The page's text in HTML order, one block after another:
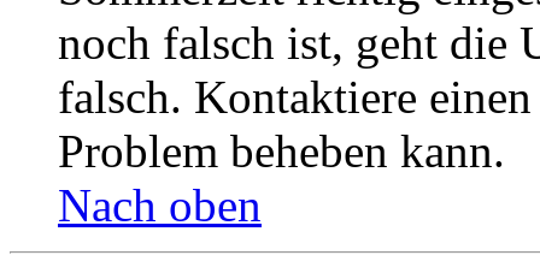
noch falsch ist, geht die
falsch. Kontaktiere
Problem beheben kann.
Nach oben